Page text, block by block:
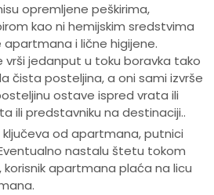
opremljene peškirima,
kao ni hemijskim sredstvima
apartmana i lične higijene.
vrši jedanput u toku boravka tako
čista posteljina, a oni sami izvrše
ostave ispred vrata ili
ili predstavniku na destinaciji..
ključeva od apartmana, putnici
nastalu štetu tokom
apartmana plaća na licu